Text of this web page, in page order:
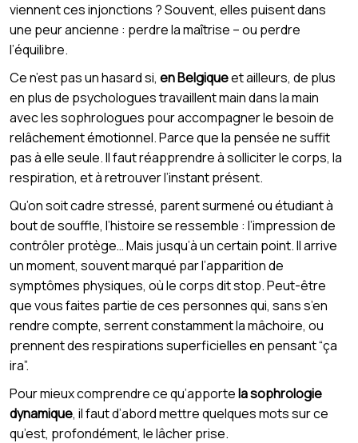
viennent ces injonctions ? Souvent, elles puisent dans
une peur ancienne : perdre la maîtrise – ou perdre
l’équilibre.
Ce n’est pas un hasard si, en Belgiqueet ailleurs, de plus
en plus de psychologues travaillent main dans la main
avec les sophrologues pour accompagner le besoin de
relâchement émotionnel. Parce que la pensée ne suffit
pas à elle seule. Il faut réapprendre à solliciter le corps, la
respiration, et à retrouver l’instant présent.
Qu’on soit cadre stressé, parent surmené ou étudiant à
bout de souffle, l’histoire se ressemble : l’impression de
contrôler protège… Mais jusqu’à un certain point. Il arrive
un moment, souvent marqué par l’apparition de
symptômes physiques, où le corps dit stop. Peut-être
que vous faites partie de ces personnes qui, sans s’en
rendre compte, serrent constamment la mâchoire, ou
prennent des respirations superficielles en pensant “ça
ira”.
Pour mieux comprendre ce qu’apportela sophrologie
dynamique, il faut d’abord mettre quelques mots sur ce
qu’est, profondément, le lâcher prise.